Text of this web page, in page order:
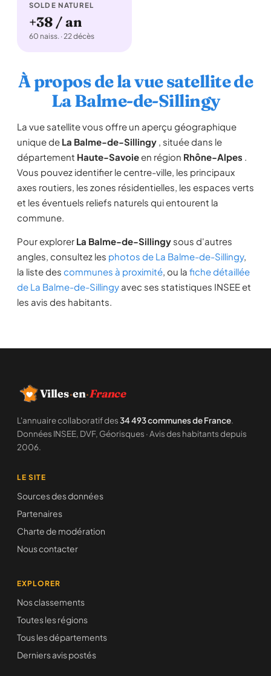
SOLDE NATUREL
+38 / an
60 naiss. · 22 décès
À propos de la vue satellite de
La Balme-de-Sillingy
La vue satellite vous offre un aperçu géographique
unique de La Balme-de-Sillingy , située dans le
département Haute-Savoieen région Rhône-Alpes .
Vous pouvez identifier le centre-ville, les principaux
axes routiers, les zones résidentielles, les espaces verts
et les éventuels reliefs naturels qui entourent la
commune.
Pour explorer La Balme-de-Sillingy sous d'autres
angles, consultez les photos de La Balme-de-Sillingy,
la liste des communes à proximité, ou la fiche détaillée
de La Balme-de-Sillingy avec ses statistiques INSEE et
les avis des habitants.
Villes·en·France
L'annuaire collaboratif des34 493 communes de France.
Données INSEE, DVF, Géorisques · Avis des habitants depuis
2006.
LE SITE
Sources des données
Partenaires
Charte de modération
Nous contacter
EXPLORER
Nos classements
Toutes les régions
Tous les départements
Derniers avis postés